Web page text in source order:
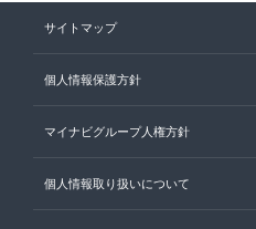
サイトマップ
個人情報保護方針
マイナビグループ人権方針
個人情報取り扱いについて